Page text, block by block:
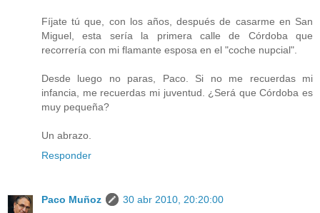
Fíjate tú que, con los años, después de casarme en San
Miguel, esta sería la primera calle de Córdoba que
recorrería con mi flamante esposa en el "coche nupcial".
Desde luego no paras, Paco. Si no me recuerdas mi
infancia, me recuerdas mi juventud. ¿Será que Córdoba es
muy pequeña?
Un abrazo.
Responder
Paco Muñoz
30 abr 2010, 20:20:00